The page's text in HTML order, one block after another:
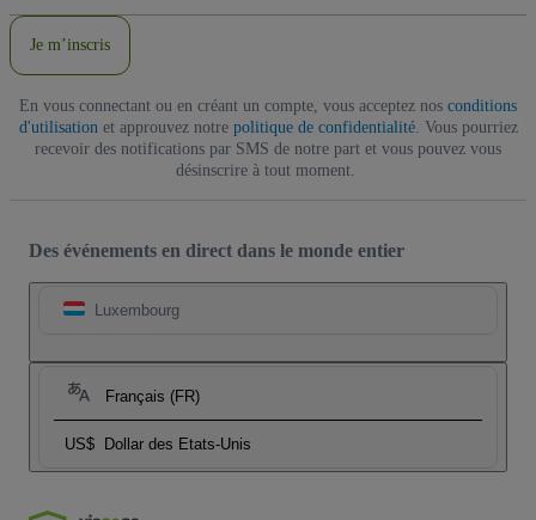
Je m’inscris
En vous connectant ou en créant un compte, vous acceptez nos conditions
d'utilisation et approuvez notre politique de confidentialité. Vous pourriez
recevoir des notifications par SMS de notre part et vous pouvez vous
désinscrire à tout moment.
Des événements en direct dans le monde entier
Luxembourg
Français (FR)
US$ Dollar des Etats-Unis